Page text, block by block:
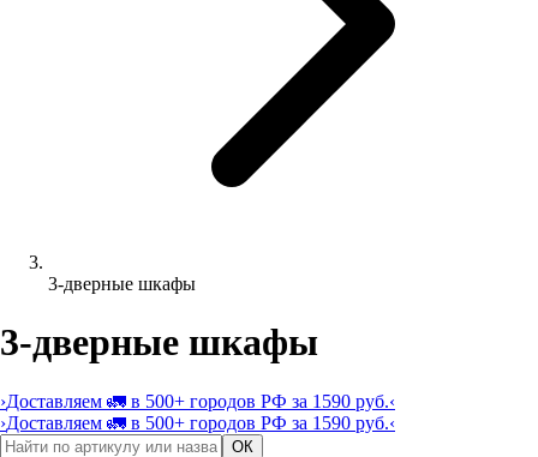
3-дверные шкафы
3-дверные шкафы
›Доставляем 🚛 в 500+ городов РФ за 1590 руб.‹
›Доставляем 🚛 в 500+ городов РФ за 1590 руб.‹
ОК